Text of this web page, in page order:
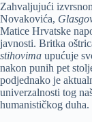
Zahvaljujući
Novakovića,
Matice Hrvatske
javnosti. Britka
stihovima upućuje
nakon punih pet
podjednako je
univerzalnosti tog
humanističkog duha.